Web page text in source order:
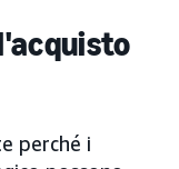
perché i